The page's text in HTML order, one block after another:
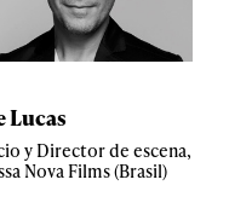
Lucas
y Director de escena,
Nova Films (Brasil)